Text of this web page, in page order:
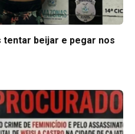
tentar beijar e pegar nos